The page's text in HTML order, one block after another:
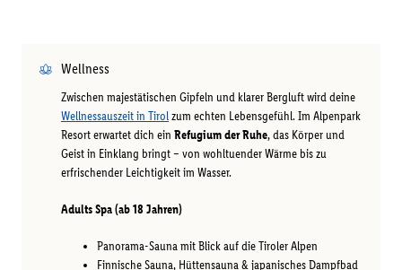
Wellness
Zwischen majestätischen Gipfeln und klarer Bergluft wird deine
Wellnessauszeit in Tirolzum echten Lebensgefühl. Im Alpenpark
Resort erwartet dich ein Refugium der Ruhe, das Körper und
Geist in Einklang bringt – von wohltuender Wärme bis zu
erfrischender Leichtigkeit im Wasser.
Adults Spa (ab 18 Jahren)
Panorama-Sauna mit Blick auf die Tiroler Alpen
Finnische Sauna, Hüttensauna & japanisches Dampfbad